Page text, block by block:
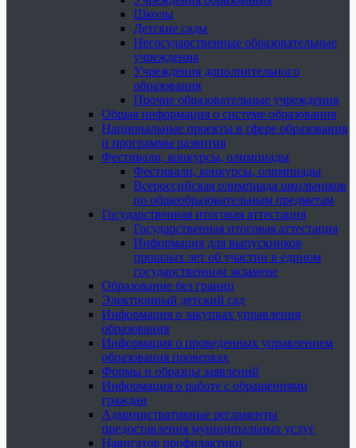
Школы
Детские сады
Негосударственные образовательные
учреждения
Учреждения дополнительного
образования
Прочие образовательные учреждения
Общая информация о системе образования
Национальные проекты в сфере образования
и программы развития
Фестивали, конкурсы, олимпиады
Фестивали, конкурсы, олимпиады
Всероссийская олимпиада школьников
по общеобразовательным предметам
Государственная итоговая аттестация
Государственная итоговая аттестация
Информация для выпускников
прошлых лет об участии в едином
государственном экзамене
Образование без границ
Электронный детский сад
Информация о закупках управления
образования
Информация о проведенных управлением
образования проверках
Формы и образцы заявлений
Информация о работе с обращениями
граждан
Административные регламенты
предоставления муниципальных услуг
Навигатор профилактики